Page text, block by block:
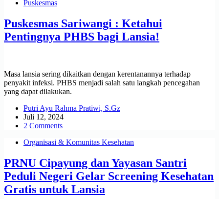
Puskesmas
Puskesmas Sariwangi : Ketahui
Pentingnya PHBS bagi Lansia!
Masa lansia sering dikaitkan dengan kerentanannya terhadap
penyakit infeksi. PHBS menjadi salah satu langkah pencegahan
yang dapat dilakukan.
Putri Ayu Rahma Pratiwi, S.Gz
Juli 12, 2024
2 Comments
Organisasi & Komunitas Kesehatan
PRNU Cipayung dan Yayasan Santri
Peduli Negeri Gelar Screening Kesehatan
Gratis untuk Lansia